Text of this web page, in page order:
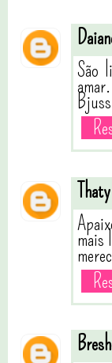
São
amar.
Thaty